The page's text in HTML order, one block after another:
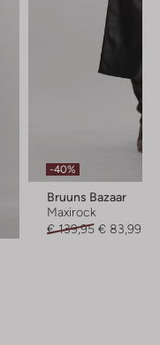
-40%
Bruuns Bazaar
Maxirock
€ 139,95 € 83,99